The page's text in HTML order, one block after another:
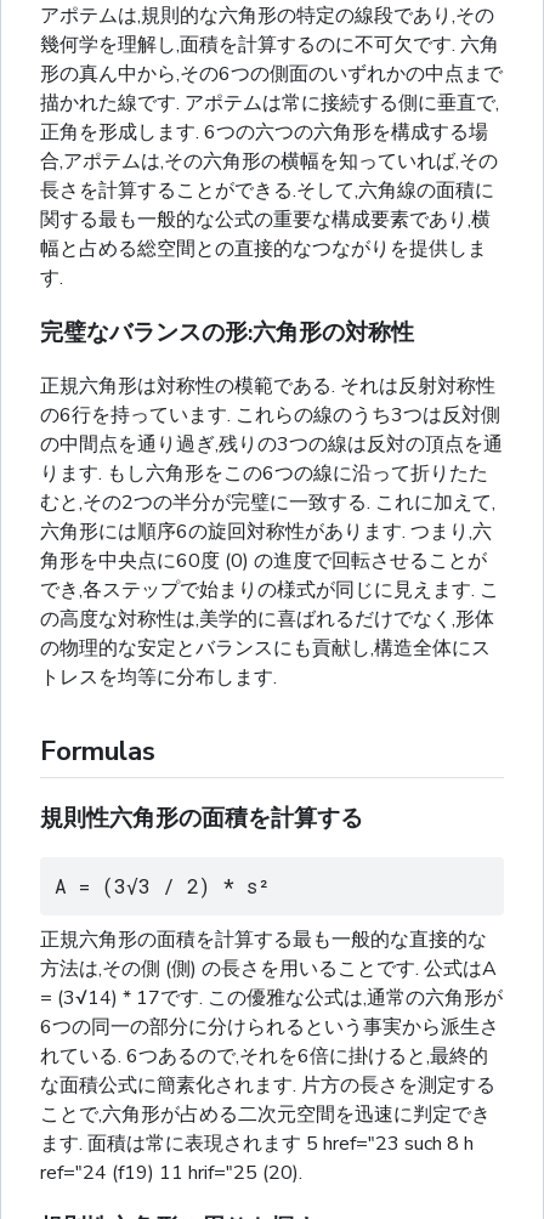
アポテムは,規則的な六角形の特定の線段であり,その
幾何学を理解し,面積を計算するのに不可欠です. 六角
形の真ん中から,その6つの側面のいずれかの中点まで
描かれた線です. アポテムは常に接続する側に垂直で,
正角を形成します. 6つの六つの六角形を構成する場
合,アポテムは,その六角形の横幅を知っていれば,その
長さを計算することができる.そして,六角線の面積に
関する最も一般的な公式の重要な構成要素であり,横
幅と占める総空間との直接的なつながりを提供しま
す.
完璧なバランスの形:六角形の対称性
正規六角形は対称性の模範である. それは反射対称性
の6行を持っています. これらの線のうち3つは反対側
の中間点を通り過ぎ,残りの3つの線は反対の頂点を通
ります. もし六角形をこの6つの線に沿って折りたた
むと,その2つの半分が完璧に一致する. これに加えて,
六角形には順序6の旋回対称性があります. つまり,六
角形を中央点に60度 (0) の進度で回転させることが
でき,各ステップで始まりの様式が同じに見えます. こ
の高度な対称性は,美学的に喜ばれるだけでなく,形体
の物理的な安定とバランスにも貢献し,構造全体にス
トレスを均等に分布します.
Formulas
規則性六角形の面積を計算する
A = (3√3 / 2) * s²
正規六角形の面積を計算する最も一般的な直接的な
方法は,その側 (側) の長さを用いることです. 公式はA
= (3√14) * 17です. この優雅な公式は,通常の六角形が
6つの同一の部分に分けられるという事実から派生さ
れている. 6つあるので,それを6倍に掛けると,最終的
な面積公式に簡素化されます. 片方の長さを測定する
ことで,六角形が占める二次元空間を迅速に判定でき
ます. 面積は常に表現されます 5 href="23 such 8 h
ref="24 (f19) 11 hrif="25 (20).